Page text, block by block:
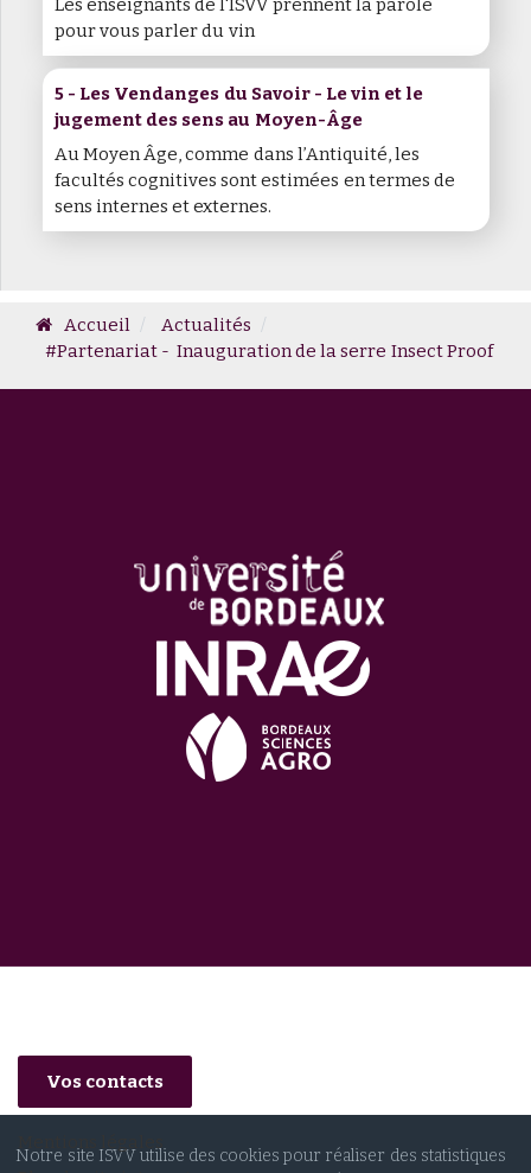
Les enseignants de l'ISVV prennent la parole
pour vous parler du vin
5 - Les Vendanges du Savoir - Le vin et le
jugement des sens au Moyen-Âge
Au Moyen Âge, comme dans l’Antiquité, les
facultés cognitives sont estimées en termes de
sens internes et externes.
Accueil
Actualités
#Partenariat - Inauguration de la serre Insect Proof
Notre site ISVV utilise des cookies pour réaliser des statistiques
Vos contacts